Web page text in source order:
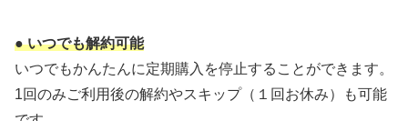
● いつでも解約可能
いつでもかんたんに定期購入を停止することができます。
1回のみご利用後の解約やスキップ（１回お休み）も可能